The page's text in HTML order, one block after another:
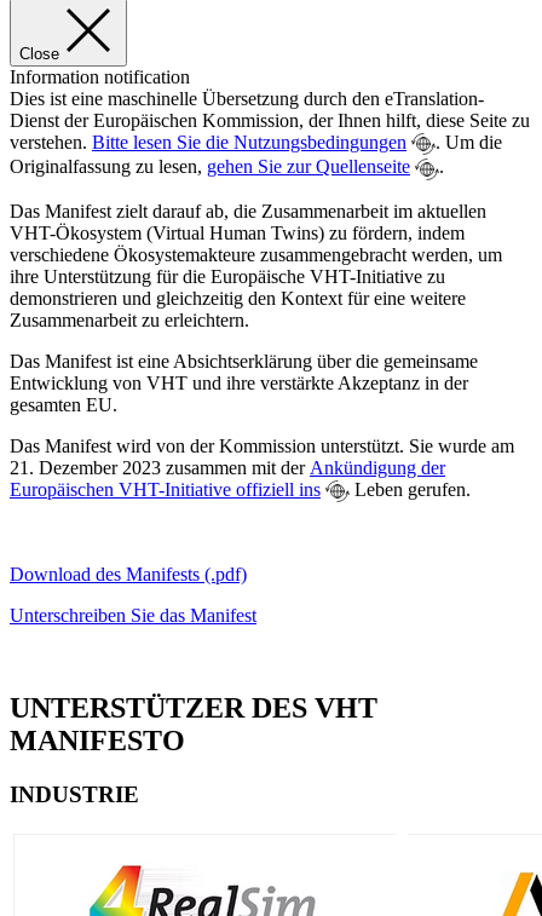
Close
Information notification
Dies ist eine maschinelle Übersetzung durch den eTranslation-
Dienst der Europäischen Kommission, der Ihnen hilft, diese Seite zu
verstehen. Bitte lesen Sie die Nutzungsbedingungen
. Um die
Originalfassung zu lesen, gehen Sie zur Quellenseite .
Das Manifest zielt darauf ab, die Zusammenarbeit im aktuellen
VHT-Ökosystem (Virtual Human Twins) zu fördern, indem
verschiedene Ökosystemakteure zusammengebracht werden, um
ihre Unterstützung für die Europäische VHT-Initiative zu
demonstrieren und gleichzeitig den Kontext für eine weitere
Zusammenarbeit zu erleichtern.
Das Manifest ist eine Absichtserklärung über die gemeinsame
Entwicklung von VHT und ihre verstärkte Akzeptanz in der
gesamten EU.
Das Manifest wird von der Kommission unterstützt. Sie wurde am
21. Dezember 2023 zusammen mit der Ankündigung der
Europäischen VHT-Initiative offiziell ins
Leben gerufen.
Download des Manifests (.pdf)
Unterschreiben Sie das Manifest
UNTERSTÜTZER DES VHT
MANIFESTO
INDUSTRIE